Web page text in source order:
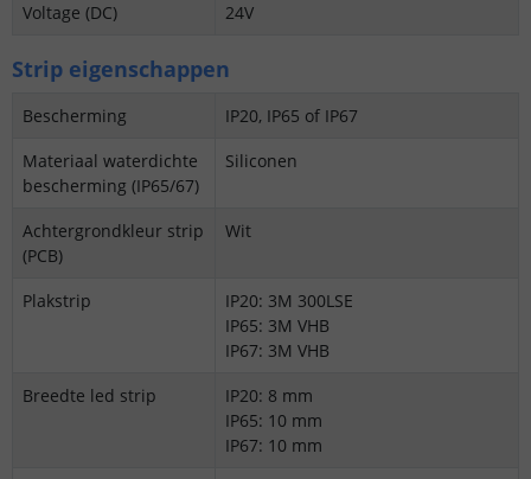
Voltage (DC)
24V
Strip eigenschappen
Bescherming
IP20, IP65 of IP67
Materiaal waterdichte
bescherming (IP65/67)
Siliconen
Achtergrondkleur strip
(PCB)
Wit
Plakstrip
IP20: 3M 300LSE
IP65: 3M VHB
IP67: 3M VHB
Breedte led strip
IP20: 8 mm
IP65: 10 mm
IP67: 10 mm